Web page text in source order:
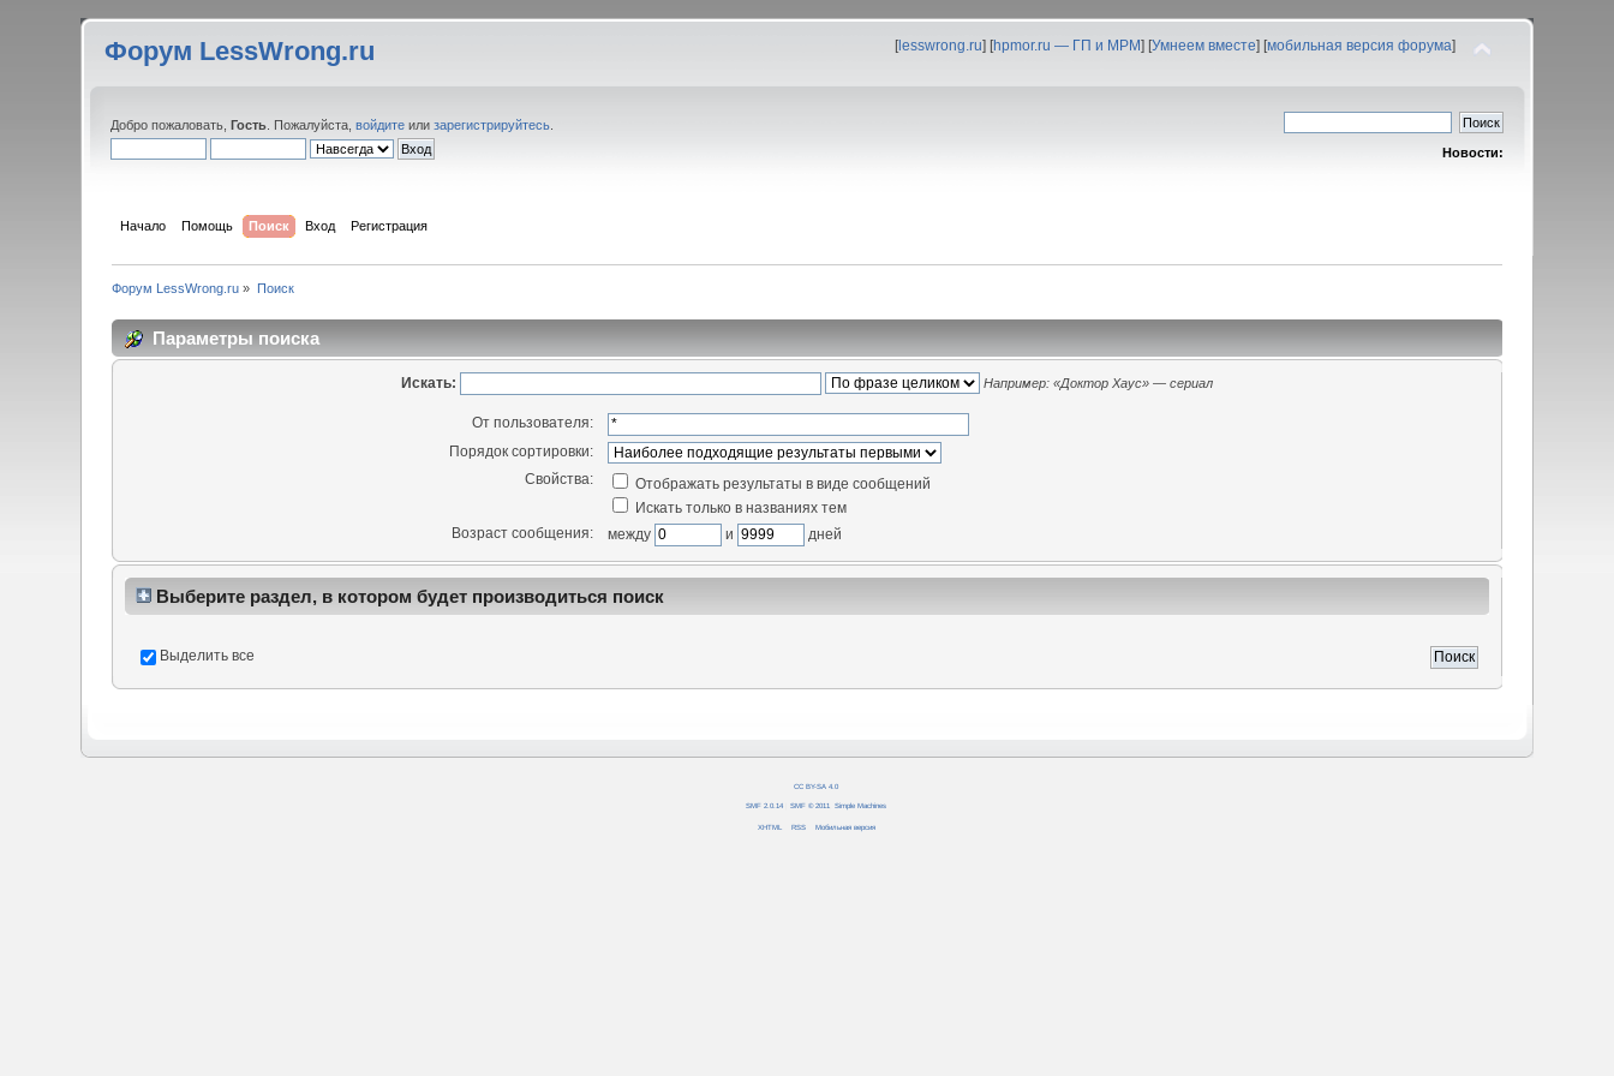
Форум LessWrong.ru [lesswrong.ru] [hpmor.ru — ГП и МРМ] [Умнеем вместе] [мобильная версия форума]
Добро пожаловать,Гость . Пожалуйста,войдите илизарегистрируйтесь
Новости:
Начало Помощь Поиск Вход Регистрация
Форум LessWrong.ru » Поиск
Параметры поиска
Искать: Например: «Доктор Хаус» — сериал
От пользователя:
Порядок сортировки:
Свойства:
Отображать результаты в виде сообщений
Искать только в названиях тем
Возраст сообщения:
между и дней
Выберите раздел, в котором будет производиться поиск
Выделить все
CC BY-SA 4.0
SMF 2.0.14 SMF © 2011 Simple Machines
XHTML RSS Мобильная версия